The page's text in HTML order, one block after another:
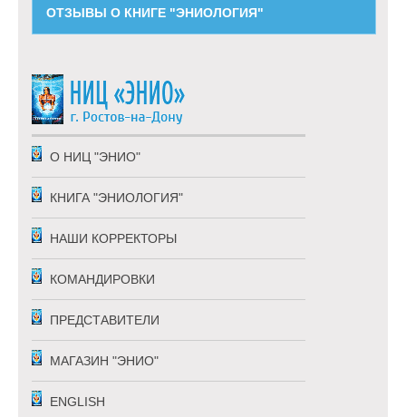
ОТЗЫВЫ О КНИГЕ "ЭНИОЛОГИЯ"
О НИЦ "ЭНИО"
КНИГА "ЭНИОЛОГИЯ"
НАШИ КОРРЕКТОРЫ
КОМАНДИРОВКИ
ПРЕДСТАВИТЕЛИ
МАГАЗИН "ЭНИО"
ENGLISH